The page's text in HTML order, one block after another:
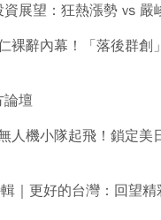
展望：狂熱漲勢 vs 嚴
裸辭內幕！「落後群創
壇
人機小隊起飛！鎖定美
｜更好的台灣：回望精